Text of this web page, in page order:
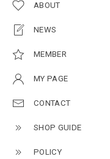
ABOUT
NEWS
MEMBER
MY PAGE
CONTACT
SHOP GUIDE
POLICY